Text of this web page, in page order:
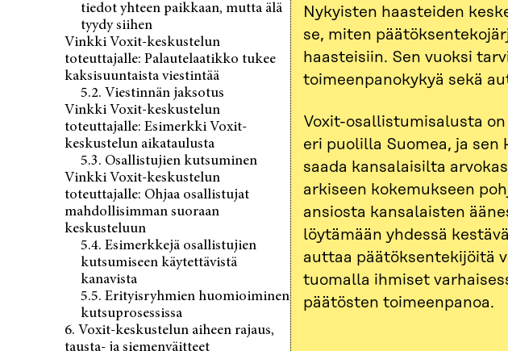
tiedot yhteen paikkaan, mutta älä
tyydy siihen
Vinkki Voxit-keskustelun
toteuttajalle: Palautelaatikko tukee
kaksisuuntaista viestintää
5.2. Viestinnän jaksotus
Vinkki Voxit-keskustelun
toteuttajalle: Esimerkki Voxit-
keskustelun aikataulusta
5.3. Osallistujien kutsuminen
Vinkki Voxit-keskustelun
toteuttajalle: Ohjaa osallistujat
mahdollisimman suoraan
keskusteluun
5.4. Esimerkkejä osallistujien
kutsumiseen käytettävistä
kanavista
5.5. Erityisryhmien huomioiminen
kutsuprosessissa
6. Voxit-keskustelun aiheen rajaus,
tausta- ja siemenväitteet
Nykyisten haasteiden
se, miten
haasteisiin. Sen vuoksi
toimeenpanokykyä sekä
Voxit-osallistumisalusta
eri puolilla Suomea, ja
saada kansalaisilta
arkiseen kokemukseen
ansiosta kansalaisten
löytämään yhdessä
auttaa päätöksentekijöitä
tuomalla ihmiset
päätösten toimeenpanoa.